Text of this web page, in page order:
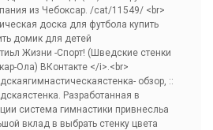
из Чебоксар. /cat/11549/ <br>
доска для футбола купить
домик для детей
Жизни -Спорт! (Шведские стенки
Ола) ВКонтакте </i>.<br>
обзор, ::
Разработанная в
система гимнастики привнесльа
вклад в выбрать стенку цвета